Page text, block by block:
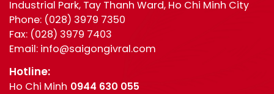
Industrial Park, Tay Thanh Ward, Ho Chi Minh City
Phone: (028) 3979 7350
Fax: (028) 3979 7403
Email: info@saigongivral.com
Hotline:
Ho Chi Minh 0944 630 055